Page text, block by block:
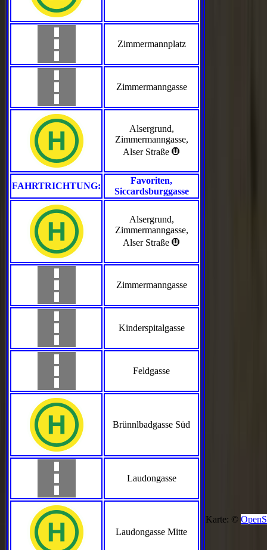
Zimmermannplatz
Zimmermanngasse
Alsergrund,
Zimmermanngasse,
Alser Straße >
FAHRTRICHTUNG:
Favoriten,
Siccardsburggasse
Alsergrund,
Zimmermanngasse,
Alser Straße >
Zimmermanngasse
Kinderspitalgasse
Feldgasse
Brünnlbadgasse Süd
Laudongasse
Laudongasse Mitte
Karte: ©